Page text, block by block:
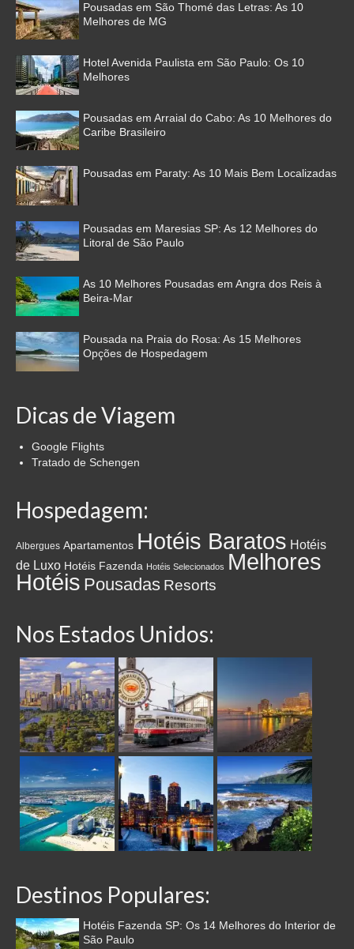
Pousadas em São Thomé das Letras: As 10
Melhores de MG
Hotel Avenida Paulista em São Paulo: Os 10
Melhores
Pousadas em Arraial do Cabo: As 10 Melhores do
Caribe Brasileiro
Pousadas em Paraty: As 10 Mais Bem Localizadas
Pousadas em Maresias SP: As 12 Melhores do
Litoral de São Paulo
As 10 Melhores Pousadas em Angra dos Reis à
Beira-Mar
Pousada na Praia do Rosa: As 15 Melhores
Opções de Hospedagem
Dicas de Viagem
Google Flights
Tratado de Schengen
Hospedagem:
Albergues Apartamentos Hotéis Baratos Hotéis
de Luxo Hotéis Fazenda Hotéis Selecionados Melhores
Hotéis Pousadas Resorts
Nos Estados Unidos:
Destinos Populares:
Hotéis Fazenda SP: Os 14 Melhores do Interior de
São Paulo